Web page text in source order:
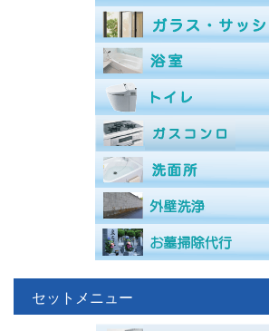
セットメニュー